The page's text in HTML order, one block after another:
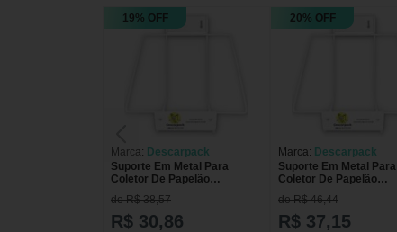
19% OFF
Marca: Descarpack
Suporte Em Metal Para
Coletor De Papelão
Descarpack - 7 Litros
de R$ 38,57
R$ 30,86
20% OFF
Marca: Descarpack
Suporte Em Metal Para
Coletor De Papelão
Descarpack - 13 Litros
de R$ 46,44
R$ 37,15